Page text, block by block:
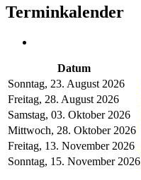
Terminkalender
Datum
Sonntag, 23. August 2026
Freitag, 28. August 2026
Samstag, 03. Oktober 2026
Mittwoch, 28. Oktober 2026
Freitag, 13. November 2026
Sonntag, 15. November 2026